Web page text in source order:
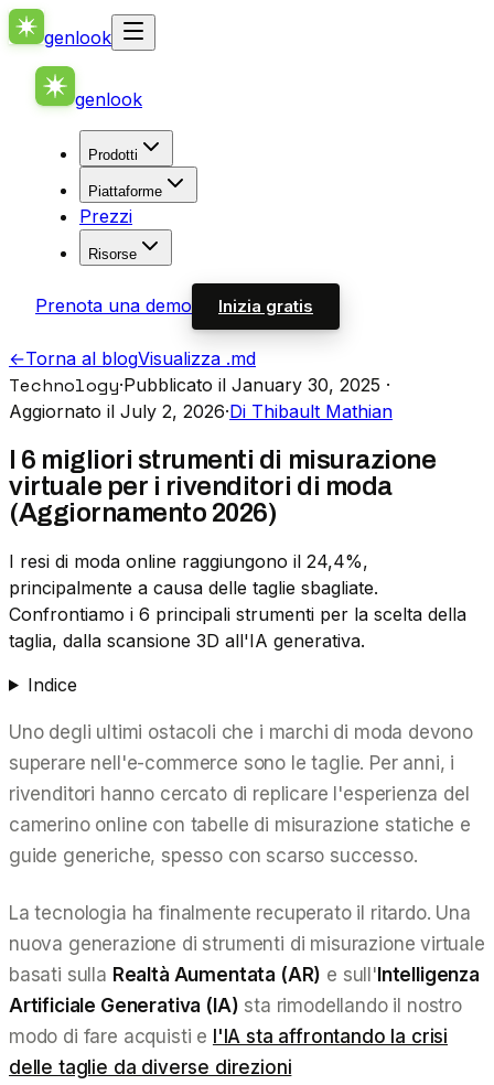
genlook
genlook
Prodotti
Piattaforme
Prezzi
Risorse
Prenota una demo Inizia gratis
←Torna al blogVisualizza .md
Technology·Pubblicato il January 30, 2025 ·
Aggiornato il July 2, 2026·Di Thibault Mathian
I 6 migliori strumenti di misurazione
virtuale per i rivenditori di moda
(Aggiornamento 2026)
I resi di moda online raggiungono il 24,4%,
principalmente a causa delle taglie sbagliate.
Confrontiamo i 6 principali strumenti per la scelta della
taglia, dalla scansione 3D all'IA generativa.
Indice
Uno degli ultimi ostacoli che i marchi di moda devono
superare nell'e-commerce sono le taglie. Per anni, i
rivenditori hanno cercato di replicare l'esperienza del
camerino online con tabelle di misurazione statiche e
guide generiche, spesso con scarso successo.
La tecnologia ha finalmente recuperato il ritardo. Una
nuova generazione di strumenti di misurazione virtuale
basati sulla Realtà Aumentata (AR) e sull'Intelligenza
Artificiale Generativa (IA) sta rimodellando il nostro
modo di fare acquisti e l'IA sta affrontando la crisi
delle taglie da diverse direzioni